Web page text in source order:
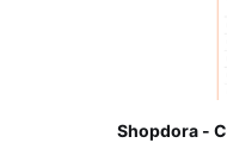
Shopdora -